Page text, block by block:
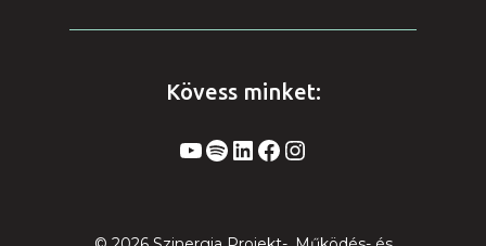
Kövess minket:
YouTube
Spotify
LinkedIn
Facebook
Instagram